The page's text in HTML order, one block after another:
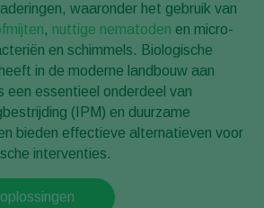
waaronder het gebruik van
, nuttige nematoden en micro-
en schimmels. Biologische
in de moderne landbouw aan
een essentieel onderdeel van
(IPM) en duurzame
bieden effectieve alternatieven voor
interventies.